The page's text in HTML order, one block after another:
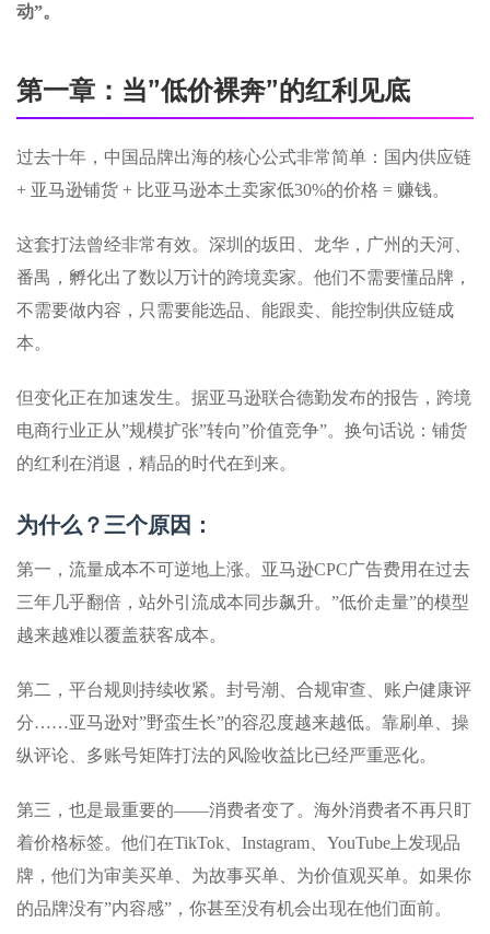
动”。
第一章：当”低价裸奔”的红利见底
过去十年，中国品牌出海的核心公式非常简单：国内供应链
+ 亚马逊铺货 + 比亚马逊本土卖家低30%的价格 = 赚钱。
这套打法曾经非常有效。深圳的坂田、龙华，广州的天河、
番禺，孵化出了数以万计的跨境卖家。他们不需要懂品牌，
不需要做内容，只需要能选品、能跟卖、能控制供应链成
本。
但变化正在加速发生。据亚马逊联合德勤发布的报告，跨境
电商行业正从”规模扩张”转向”价值竞争”。换句话说：铺货
的红利在消退，精品的时代在到来。
为什么？三个原因：
第一，流量成本不可逆地上涨。亚马逊CPC广告费用在过去
三年几乎翻倍，站外引流成本同步飙升。”低价走量”的模型
越来越难以覆盖获客成本。
第二，平台规则持续收紧。封号潮、合规审查、账户健康评
分……亚马逊对”野蛮生长”的容忍度越来越低。靠刷单、操
纵评论、多账号矩阵打法的风险收益比已经严重恶化。
第三，也是最重要的——消费者变了。海外消费者不再只盯
着价格标签。他们在TikTok、Instagram、YouTube上发现品
牌，他们为审美买单、为故事买单、为价值观买单。如果你
的品牌没有”内容感”，你甚至没有机会出现在他们面前。